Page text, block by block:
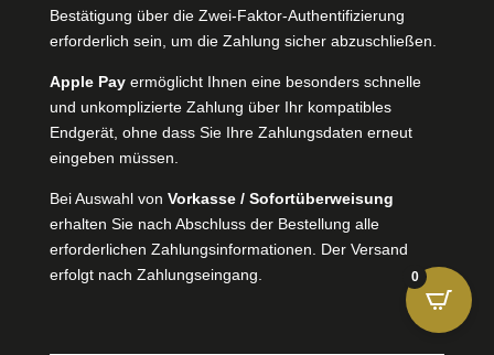
Bestätigung über die Zwei-Faktor-Authentifizierung
erforderlich sein, um die Zahlung sicher abzuschließen.
Apple Payermöglicht Ihnen eine besonders schnelle
und unkomplizierte Zahlung über Ihr kompatibles
Endgerät, ohne dass Sie Ihre Zahlungsdaten erneut
eingeben müssen.
Bei Auswahl von Vorkasse / Sofortüberweisung
erhalten Sie nach Abschluss der Bestellung alle
erforderlichen Zahlungsinformationen. Der Versand
erfolgt nach Zahlungseingang.
0